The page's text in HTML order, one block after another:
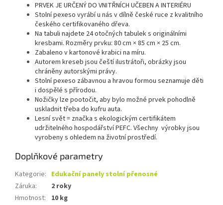
PRVEK JE URČENÝ DO VNITŘNÍCH UČEBEN A INTERIÉRU
Stolní pexeso vyrábí u nás v dílně české ruce z kvalitního
českého certifikovaného dřeva.
Na tabuli najdete 24 otočných tabulek s originálními
kresbami. Rozměry prvku: 80 cm × 85 cm × 25 cm.
Zabaleno v kartonové krabici na míru.
Autorem kreseb jsou čeští ilustrátoři, obrázky jsou
chráněny autorskými právy.
Stolní pexeso zábavnou a hravou formou seznamuje děti
i dospělé s přírodou.
Nožičky lze pootočit, aby bylo možné prvek pohodlně
uskladnit třeba do kufru auta.
Lesní svět = značka s ekologickým certifikátem
udržitelného hospodářství PEFC. Všechny výrobky jsou
vyrobeny s ohledem na životní prostředí.
Doplňkové parametry
Kategorie: Edukační panely stolní přenosné
Záruka:
2 roky
Hmotnost: 10 kg